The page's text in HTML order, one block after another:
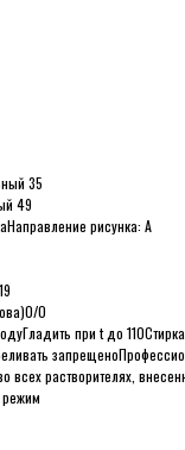
35
49
Направление рисунка: A
19
0/0
Гладить при t до 110
запрещено
всех растворителях,